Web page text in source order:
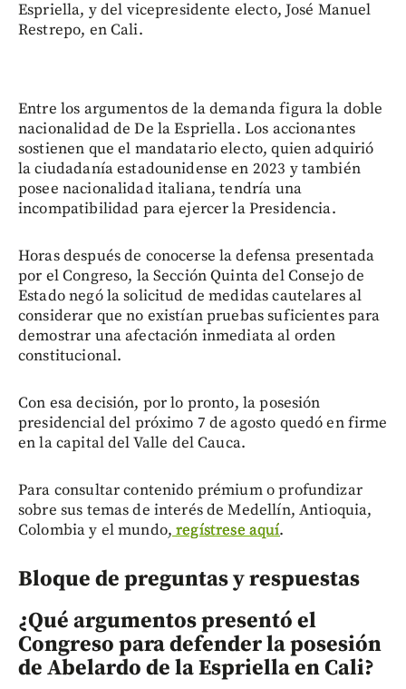
Espriella, y del vicepresidente electo, José Manuel
Restrepo, en Cali.
Entre los argumentos de la demanda figura la doble
nacionalidad de De la Espriella. Los accionantes
sostienen que el mandatario electo, quien adquirió
la ciudadanía estadounidense en 2023 y también
posee nacionalidad italiana, tendría una
incompatibilidad para ejercer la Presidencia.
Horas después de conocerse la defensa presentada
por el Congreso, la Sección Quinta del Consejo de
Estado negó la solicitud de medidas cautelares al
considerar que no existían pruebas suficientes para
demostrar una afectación inmediata al orden
constitucional.
Con esa decisión, por lo pronto, la posesión
presidencial del próximo 7 de agosto quedó en firme
en la capital del Valle del Cauca.
Para consultar contenido prémium o profundizar
sobre sus temas de interés de Medellín, Antioquia,
Colombia y el mundo, regístrese aquí.
Bloque de preguntas y respuestas
¿Qué argumentos presentó el
Congreso para defender la posesión
de Abelardo de la Espriella en Cali?